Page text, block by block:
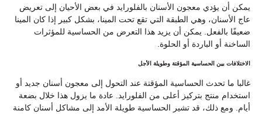
يمكن أن يؤدي معجون الأسنان بالفلورايد في بعض الأحيان إلى تعريض
عاج الأسنان، وهي الطبقة التي تقع تحت المينا، بشكل كبير إذا كان المينا
ضعيفًا بالفعل. يمكن أن يزيد هذا التعرض من الحساسية للمؤثرات
الساخنة أو الباردة أو الحلوة.
الاختلافات بين الحساسية المؤقتة وطويلة الأجل
غالبا ما تحدث الحساسية المؤقتة عند التحول إلى معجون أسنان جديد أو
استخدام منتج بتركيز أعلى من الفلورايد. عادة ما يزول هذا خلال بضعة
أيام. ومع ذلك، قد تشير الحساسية طويلة الأمد إلى مشاكل أسنان كامنة